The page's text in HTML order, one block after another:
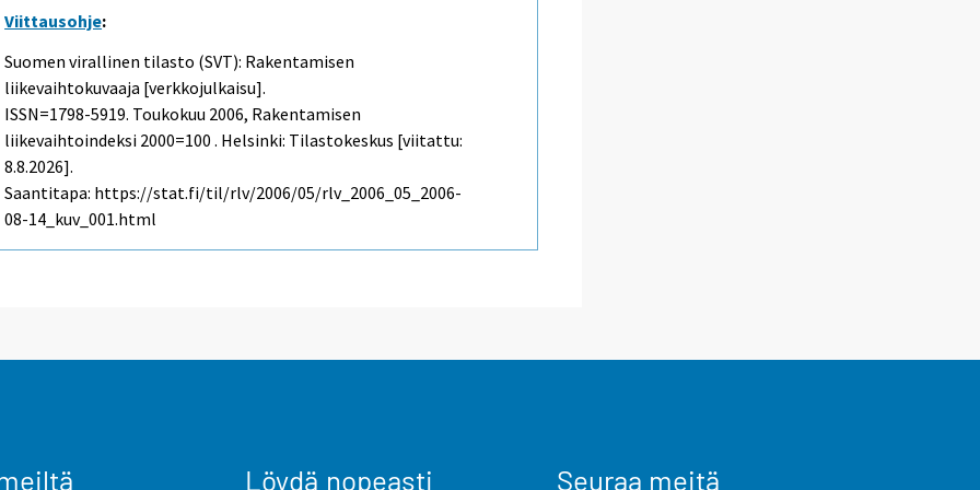
Viittausohje:
Suomen virallinen tilasto (SVT): Rakentamisen
liikevaihtokuvaaja [verkkojulkaisu].
ISSN=1798-5919. Toukokuu 2006, Rakentamisen
liikevaihtoindeksi 2000=100 . Helsinki: Tilastokeskus [viitattu:
8.8.2026].
Saantitapa: https://stat.fi/til/rlv/2006/05/rlv_2006_05_2006-
08-14_kuv_001.html
Löydä nopeasti Seuraa meitä